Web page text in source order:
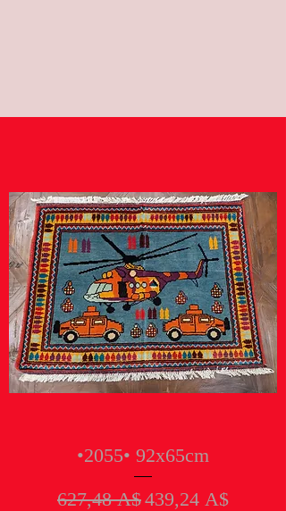
•2055• 92x65cm
Обычная цена
627,48 A$Цена со скидкой
439,24 A$